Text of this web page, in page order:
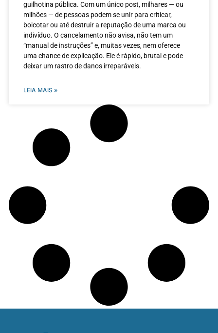
guilhotina pública. Com um único post, milhares — ou
milhões — de pessoas podem se unir para criticar,
boicotar ou até destruir a reputação de uma marca ou
indivíduo. O cancelamento não avisa, não tem um
“manual de instruções” e, muitas vezes, nem oferece
uma chance de explicação. Ele é rápido, brutal e pode
deixar um rastro de danos irreparáveis.
LEIA MAIS »